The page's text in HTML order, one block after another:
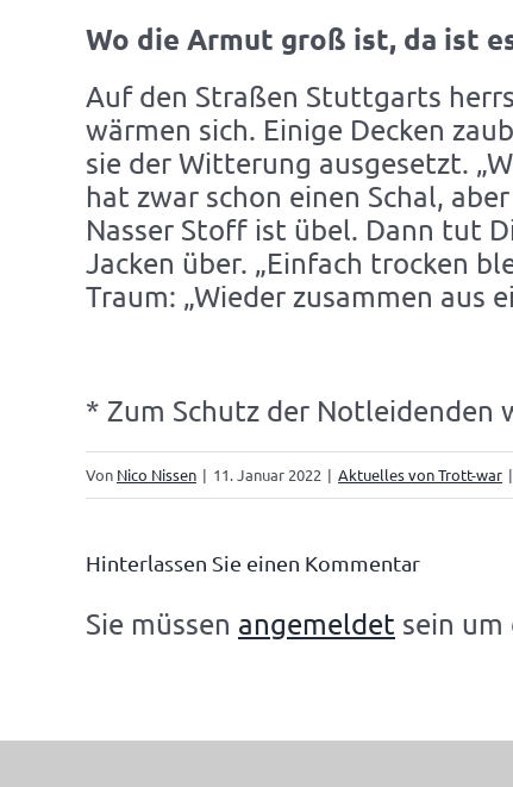
Wo die Armut groß ist, da ist
Auf den Straßen Stuttgarts
wärmen sich. Einige Decken
sie der Witterung ausgesetzt.
hat zwar schon einen Schal,
Nasser Stoff ist übel. Dann tut
Jacken über. „Einfach trocken
Traum: „Wieder zusammen aus
* Zum Schutz der
Von Nico Nissen | 11. Januar 2022 | Aktuelles von Trott-war |
Hinterlassen Sie einen Kommentar
Sie müssen angemeldet sein um